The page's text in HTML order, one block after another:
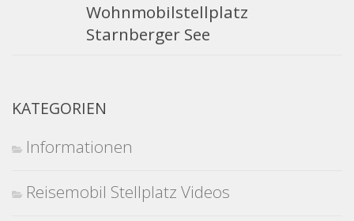
Wohnmobilstellplatz
Starnberger See
KATEGORIEN
Informationen
Reisemobil Stellplatz Videos